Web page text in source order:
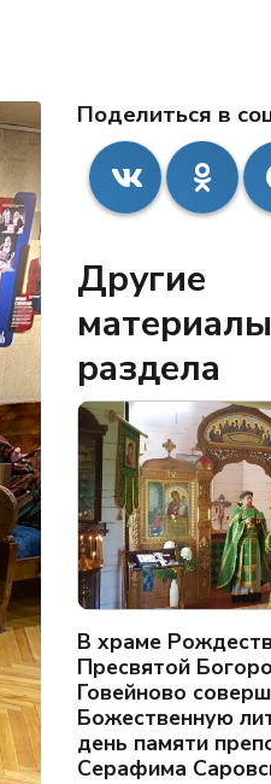
Поделиться в
Другие
материалы
раздела
В храме
Пресвятой
Говейново
Божественную
день памяти
Серафима